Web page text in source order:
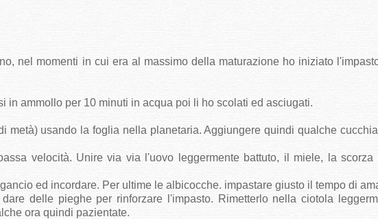
nel momenti in cui era al massimo della maturazione ho iniziato
in ammollo per 10 minuti in acqua poi li ho scolati ed asciugati.
metà) usando la foglia nella planetaria. Aggiungere quindi qualche
velocità. Unire via via l'uovo leggermente battuto, il miele, la scorza
ed incordare. Per ultime le albicocche. impastare giusto il tempo di
delle pieghe per rinforzare l'impasto. Rimetterlo nella ciotola
ora quindi pazientate.